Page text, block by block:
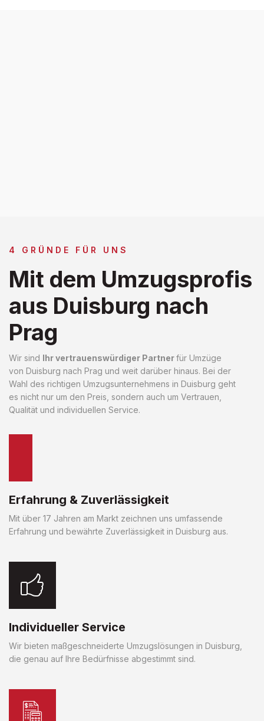
4 GRÜNDE FÜR UNS
Mit dem Umzugsprofis
aus Duisburg nach
Prag
Wir sind Ihr vertrauenswürdiger Partnerfür Umzüge
von Duisburg nach Prag und weit darüber hinaus. Bei der
Wahl des richtigen Umzugsunternehmens in Duisburg geht
es nicht nur um den Preis, sondern auch um Vertrauen,
Qualität und individuellen Service.
Erfahrung & Zuverlässigkeit
Mit über 17 Jahren am Markt zeichnen uns umfassende
Erfahrung und bewährte Zuverlässigkeit in Duisburg aus.
Individueller Service
Wir bieten maßgeschneiderte Umzugslösungen in Duisburg,
die genau auf Ihre Bedürfnisse abgestimmt sind.